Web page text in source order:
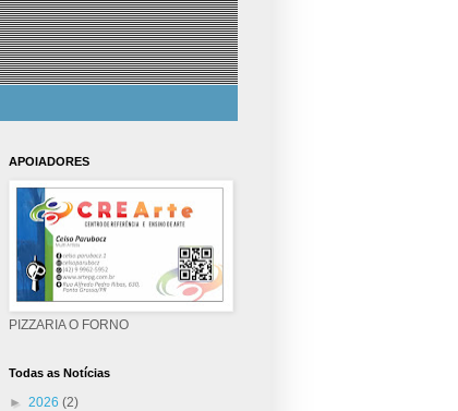
APOIADORES
PIZZARIA O FORNO
Todas as Notícias
► 2026 (2)